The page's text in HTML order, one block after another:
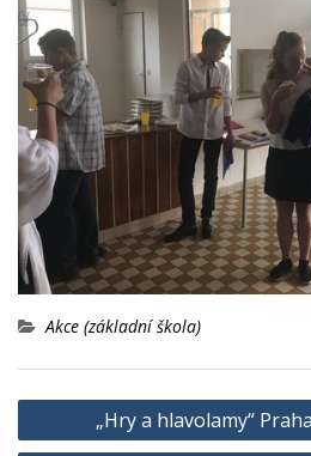
Akce (základní škola)
Navigace
pro
„Hry a hlavolamy“